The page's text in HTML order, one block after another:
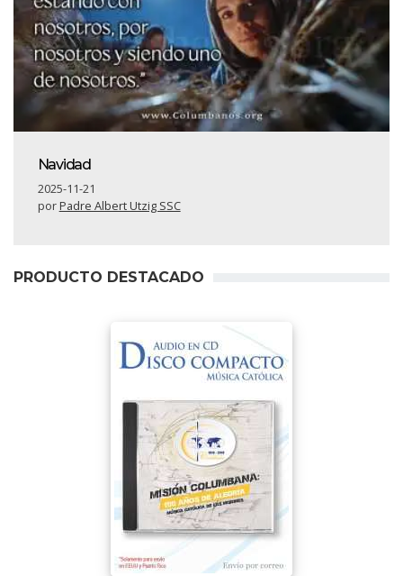
Navidad
2025-11-21
porPadre Albert Utzig SSC
PRODUCTO DESTACADO